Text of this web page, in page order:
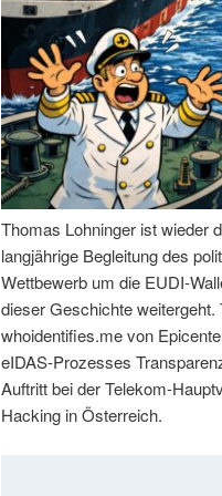
n
I
n
h
a
l
t
s
r
e
n
I
n
h
a
l
Thomas Lohninger ist wieder
langjährige Begleitung des
Wettbewerb um die EUDI-
dieser Geschichte
whoidentifies.me von
eIDAS-Prozesses
Auftritt bei der Telekom-
Hacking in Österreich.